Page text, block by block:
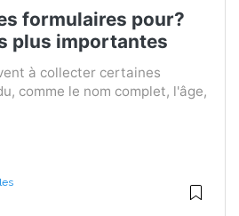
formulaires pour?
plus importantes
à collecter certaines
comme le nom complet, l'âge,